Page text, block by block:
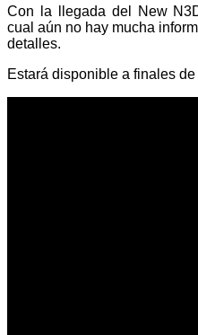
Con la llegada del New
cual aún no hay mucha
detalles.
Estará disponible a finales de